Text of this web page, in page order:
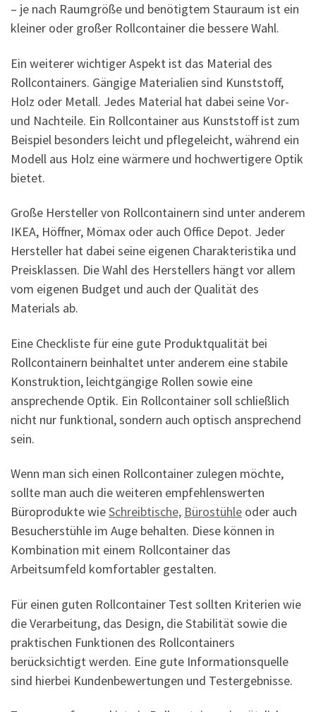
– je nach Raumgröße und benötigtem Stauraum ist ein
kleiner oder großer Rollcontainer die bessere Wahl.
Ein weiterer wichtiger Aspekt ist das Material des
Rollcontainers. Gängige Materialien sind Kunststoff,
Holz oder Metall. Jedes Material hat dabei seine Vor-
und Nachteile. Ein Rollcontainer aus Kunststoff ist zum
Beispiel besonders leicht und pflegeleicht, während ein
Modell aus Holz eine wärmere und hochwertigere Optik
bietet.
Große Hersteller von Rollcontainern sind unter anderem
IKEA, Höffner, Mömax oder auch Office Depot. Jeder
Hersteller hat dabei seine eigenen Charakteristika und
Preisklassen. Die Wahl des Herstellers hängt vor allem
vom eigenen Budget und auch der Qualität des
Materials ab.
Eine Checkliste für eine gute Produktqualität bei
Rollcontainern beinhaltet unter anderem eine stabile
Konstruktion, leichtgängige Rollen sowie eine
ansprechende Optik. Ein Rollcontainer soll schließlich
nicht nur funktional, sondern auch optisch ansprechend
sein.
Wenn man sich einen Rollcontainer zulegen möchte,
sollte man auch die weiteren empfehlenswerten
Büroprodukte wieSchreibtische, Bürostühle oder auch
Besucherstühle im Auge behalten. Diese können in
Kombination mit einem Rollcontainer das
Arbeitsumfeld komfortabler gestalten.
Für einen guten Rollcontainer Test sollten Kriterien wie
die Verarbeitung, das Design, die Stabilität sowie die
praktischen Funktionen des Rollcontainers
berücksichtigt werden. Eine gute Informationsquelle
sind hierbei Kundenbewertungen und Testergebnisse.